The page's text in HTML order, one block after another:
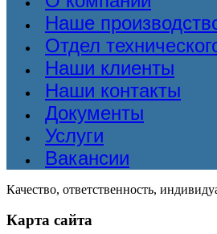
Наше
Отдел
Наши клиенты
Наши контакты
Документы
Услуги
Вакансии
Качество, ответственность,
Карта сайта